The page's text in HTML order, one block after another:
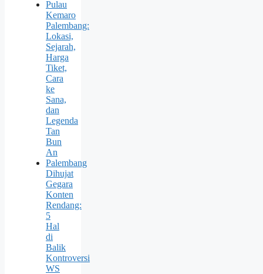
Pulau
Kemaro
Palembang:
Lokasi,
Sejarah,
Harga
Tiket,
Cara
ke
Sana,
dan
Legenda
Tan
Bun
An
Palembang
Dihujat
Gegara
Konten
Rendang:
5
Hal
di
Balik
Kontroversi
WS